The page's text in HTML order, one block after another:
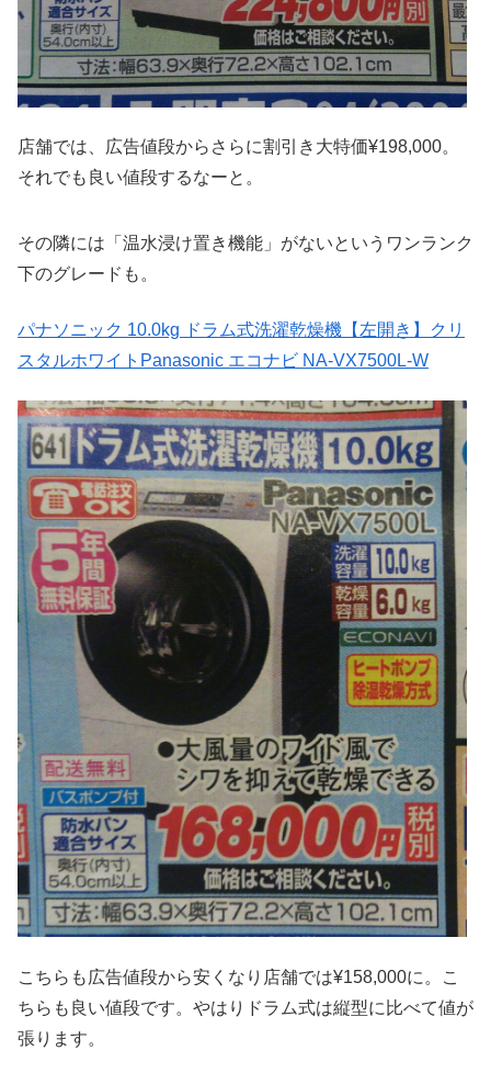
店舗では、広告値段からさらに割引き大特価¥198,000。
それでも良い値段するなーと。
その隣には「温水浸け置き機能」がないというワンランク
下のグレードも。
パナソニック 10.0kg ドラム式洗濯乾燥機【左開き】クリ
スタルホワイトPanasonic エコナビ NA-VX7500L-W
こちらも広告値段から安くなり店舗では¥158,000に。こ
ちらも良い値段です。やはりドラム式は縦型に比べて値が
張ります。